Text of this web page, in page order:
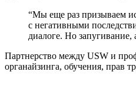
“Мы еще раз призываем
с негативными
диалоге. Но
Партнерство между USW и
органайзинга, обучения, прав